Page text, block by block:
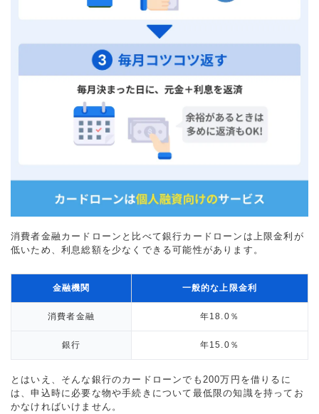
消費者金融カードローンと比べて銀行カードローンは上限金利が
低いため、利息総額を少なくできる可能性があります。
金融機関 一般的な上限金利
消費者金融 年18.0％
銀行 年15.0％
とはいえ、そんな銀行のカードローンでも200万円を借りるに
は、申込時に必要な物や手続きについて最低限の知識を持ってお
かなければいけません。